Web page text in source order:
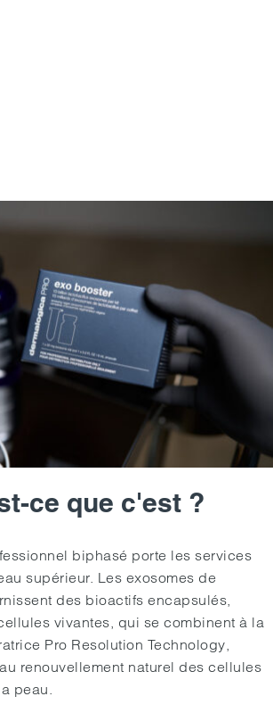
ce que c'est ?
biphasé porte les services
supérieur. Les exosomes de
des bioactifs encapsulés,
vivantes, qui se combinent à la
Pro Resolution Technology,
renouvellement naturel des cellules
peau.